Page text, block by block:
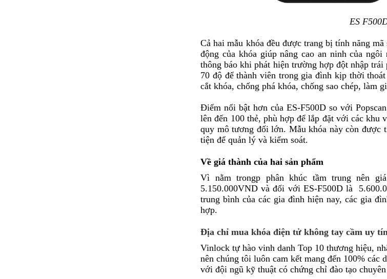
ES
Cả hai mẫu khóa đều được trang bị tính năng
động của khóa giúp nâng cao an ninh của
thông báo khi phát hiện trường hợp đột nhập
70 độ để thành viên trong gia đình kịp thời
cắt khóa, chống phá khóa, chống sao chép, làm
Điểm nổi bật hơn của ES-F500D so với
lên đến 100 thẻ, phù hợp để lắp đặt với các
quy mô tương đối lớn. Mẫu khóa này còn được
tiện để quản lý và kiểm soát.
Về giá thành của hai sản phẩm
Vì nằm trongp phân khúc tầm trung nên
5.150.000VND và đối với ES-F500D là
trung bình của các gia đình hiện nay, các gia
hợp.
Địa chỉ mua khóa điện tử không tay cầm uy
Vinlock tự hào vinh danh Top 10 thương hiệu,
nên chúng tôi luôn cam kết mang đến 100%
với đội ngũ kỹ thuật có chứng chỉ đào tạo